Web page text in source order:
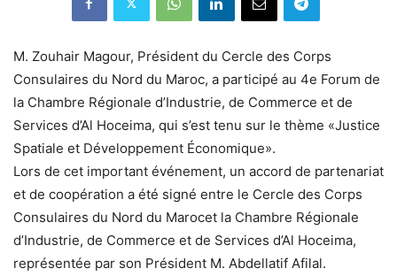
M. Zouhair Magour, Président du Cercle des Corps
Consulaires du Nord du Maroc, a participé au 4e Forum de
la Chambre Régionale d’Industrie, de Commerce et de
Services d’Al Hoceima, qui s’est tenu sur le thème «Justice
Spatiale et Développement Économique».
Lors de cet important événement, un accord de partenariat
et de coopération a été signé entre le Cercle des Corps
Consulaires du Nord du Marocet la Chambre Régionale
d’Industrie, de Commerce et de Services d’Al Hoceima,
représentée par son Président M. Abdellatif Afilal.